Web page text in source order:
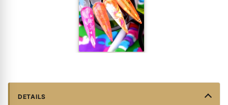
Packaging and Retail Displays anzeigen
Customer Gifts anzeigen
DETAILS